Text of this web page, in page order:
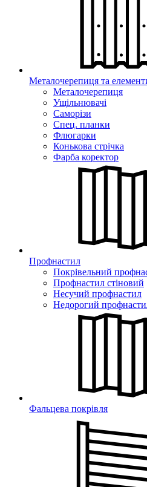
Металочерепиця та
Металочерепиця
Ущільнювачі
Саморізи
Спец. планки
Флюгарки
Конькова стрічка
Фарба коректор
Профнастил
Покрівельний
Профнастил стіновий
Несучий профнастил
Недорогий
Фальцева покрівля